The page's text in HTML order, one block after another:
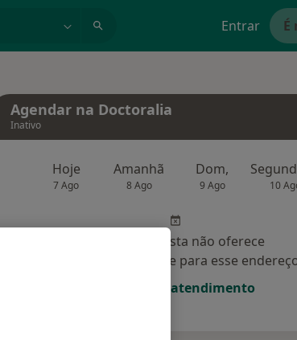
Entrar É
Agendar na Doctoralia
Inativo
Hoje
7 Ago
Amanhã
8 Ago
Dom,
9 Ago 10
Esse especialista não oferece
agendamento online para esse
Solicite um atendimento